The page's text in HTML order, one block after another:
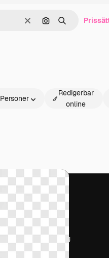
RensaSök efter bild
Söka
Personer
Redigerbar
online
Företag
Prissättning
Om oss